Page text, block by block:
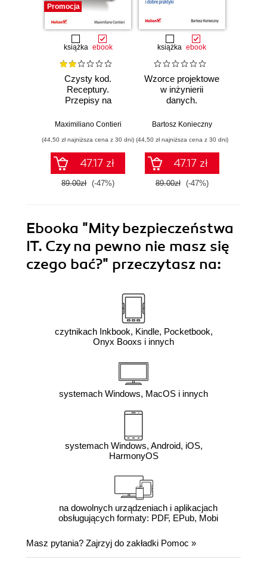
Promocja
książka ebook
Czysty kod.
Receptury.
Przepisy na
struktury i jakości
Maximiliano Contieri
(44,50 zł najniższa cena z 30 dni)
47.17 zł
89.00zł (-47%)
książka ebook
Wzorce projektowe
w inżynierii
danych.
rozwiązania i dobre
Bartosz Konieczny
(44,50 zł najniższa cena z 30 dni)
47.17 zł
89.00zł (-47%)
Ebooka "Mity bezpieczeństwa
IT. Czy na pewno nie masz się
czego bać?" przeczytasz na:
czytnikach Inkbook, Kindle, Pocketbook,
Onyx Booxs i innych
systemach Windows, MacOS i innych
systemach Windows, Android, iOS,
HarmonyOS
na dowolnych urządzeniach i aplikacjach
obsługujących formaty: PDF, EPub, Mobi
Masz pytania? Zajrzyj do zakładki Pomoc »